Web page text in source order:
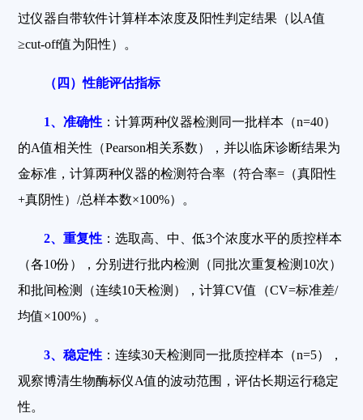
过仪器自带软件计算样本浓度及阳性判定结果（以A值
≥cut-off值为阳性）。
（四）性能评估指标
1、准确性 ：计算两种仪器检测同一批样本（n=40）
的A值相关性（Pearson相关系数），并以临床诊断结果为
金标准，计算两种仪器的检测符合率（符合率=（真阳性
+真阴性）/总样本数×100%）。
2、重复性 ：选取高、中、低3个浓度水平的质控样本
（各10份），分别进行批内检测（同批次重复检测10次）
和批间检测（连续10天检测），计算CV值（CV=标准差/
均值×100%）。
3、稳定性 ：连续30天检测同一批质控样本（n=5），
观察博清生物酶标仪A值的波动范围，评估长期运行稳定
性。